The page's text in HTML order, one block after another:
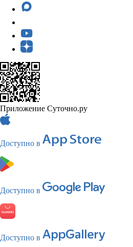
Приложение Суточно.ру
Доступно в
Доступно в
Доступно в